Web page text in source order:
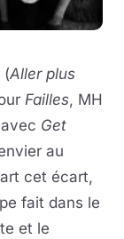
(Aller plus
Failles, MH
Get
au
cet écart,
fait dans le
et le